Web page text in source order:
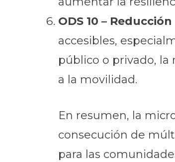
ODS 10 –
accesibles,
público o privado, la
a la movilidad.
En resumen, la
consecución de
para las